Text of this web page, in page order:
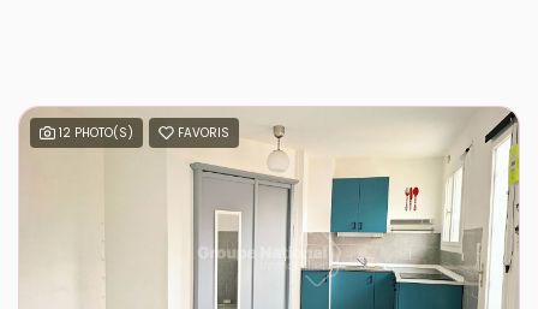
12 PHOTO(S) FAVORIS